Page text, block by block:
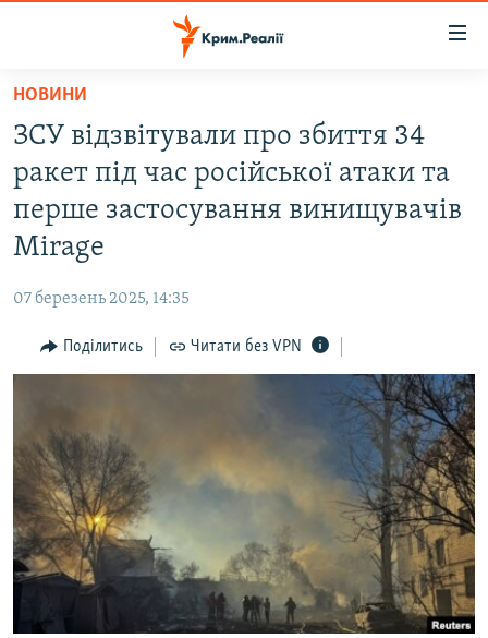
Перейти
основного
матеріалу
Перейти
до
основної
Перейти
пошуку
ВОДА.КРИМ
ВІДЕО ТА ФОТО
ПОЛІТИКА
ПОГЛЯД
ІНТЕРВ'Ю
СПЕЦПРОЕКТИ
ДЕПОРТАЦІЯ
ВІДЕОУРОКИ «ELIFBE»
СВІДЧЕННЯ ОКУПАЦІЇ
УКРАЇНСЬКА ПРОБЛЕМА КРИМУ
ІНФОГРАФІКА
ЯК ОБІЙТИ БЛОКУВАННЯ
Русский
Qırımtatar
ДОЛУЧАЙСЯ!
НОВИНИ
ЗСУ відзвітували про збиття 34
ракет під час російської атаки та
перше застосування винищувачів
Mirage
07 березень 2025, 14:35
Поділитись Читати без VPN